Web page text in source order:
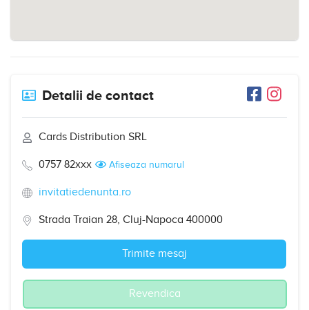
Detalii de contact
Cards Distribution SRL
0757 82xxx Afiseaza numarul
invitatiedenunta.ro
Strada Traian 28, Cluj-Napoca 400000
Trimite mesaj
Revendica